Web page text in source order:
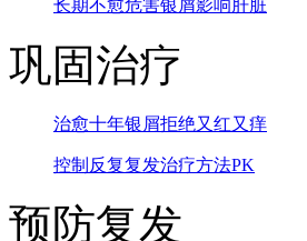
长期不愈危害银屑影响肝脏
巩固治疗
治愈十年银屑拒绝又红又痒
控制反复复发治疗方法PK
预防复发